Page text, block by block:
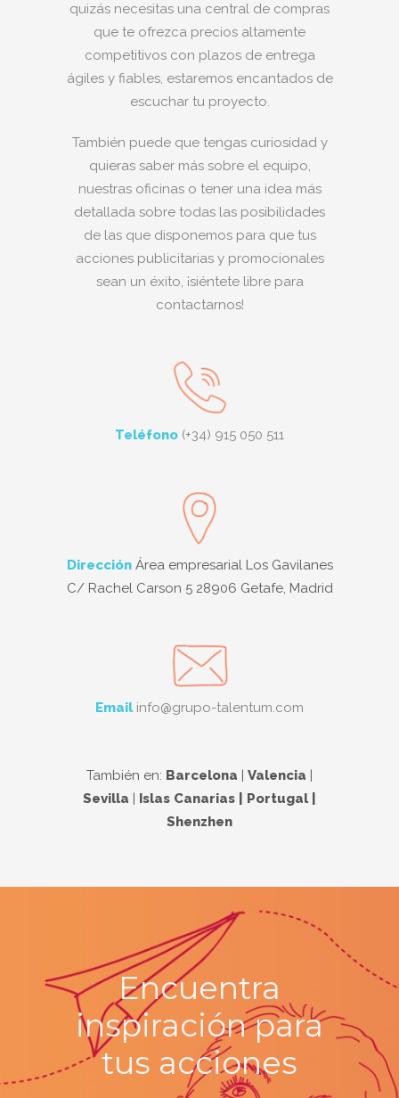
quizás necesitas una central de compras
que te ofrezca precios altamente
competitivos con plazos de entrega
ágiles y fiables, estaremos encantados de
escuchar tu proyecto.
También puede que tengas curiosidad y
quieras saber más sobre el equipo,
nuestras oficinas o tener una idea más
detallada sobre todas las posibilidades
de las que disponemos para que tus
acciones publicitarias y promocionales
sean un éxito, ¡siéntete libre para
contactarnos!
Teléfono (+34) 915 050 511
DirecciónÁrea empresarial Los Gavilanes
C/ Rachel Carson 5 28906 Getafe, Madrid
Email info@grupo-talentum.com
También en: Barcelona Valencia
Sevilla
Islas Canarias | Portugal |
Shenzhen
Encuentra
inspiración para
tus acciones